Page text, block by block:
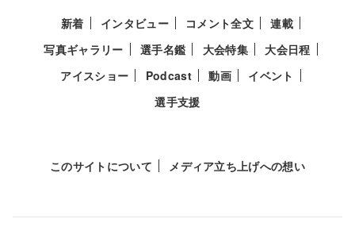
新着 インタビュー コメント全文
連載
写真ギャラリー
選手名鑑 大会特集
大会日程
アイスショー
Podcast 動画
イベント
選手支援
このサイトについて メディア立ち上げへの想い